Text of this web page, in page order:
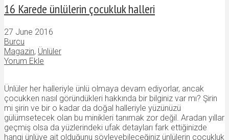
16 Karede ünlülerin çocukluk halleri
27 June 2016
Burcu
Magazin, Ünlüler
Yorum Ekle
Ünlüler her halleriyle ünlü olmaya devam ediyorlar, ancak
çocukken nasıl göründükleri hakkında bir bilginiz var mı? Şirin
mi şirin ve bir o kadar da doğal halleriyle yüzünüzü
gülümsetecek olan bu minikleri tanımak zor değil. Aradan yıllar
geçmiş olsa da yüzlerindeki ufak detayları fark ettiğinizde
hangi ünlüye ait olduğunu söyleyebileceğiniz ünlülerin çocukluk